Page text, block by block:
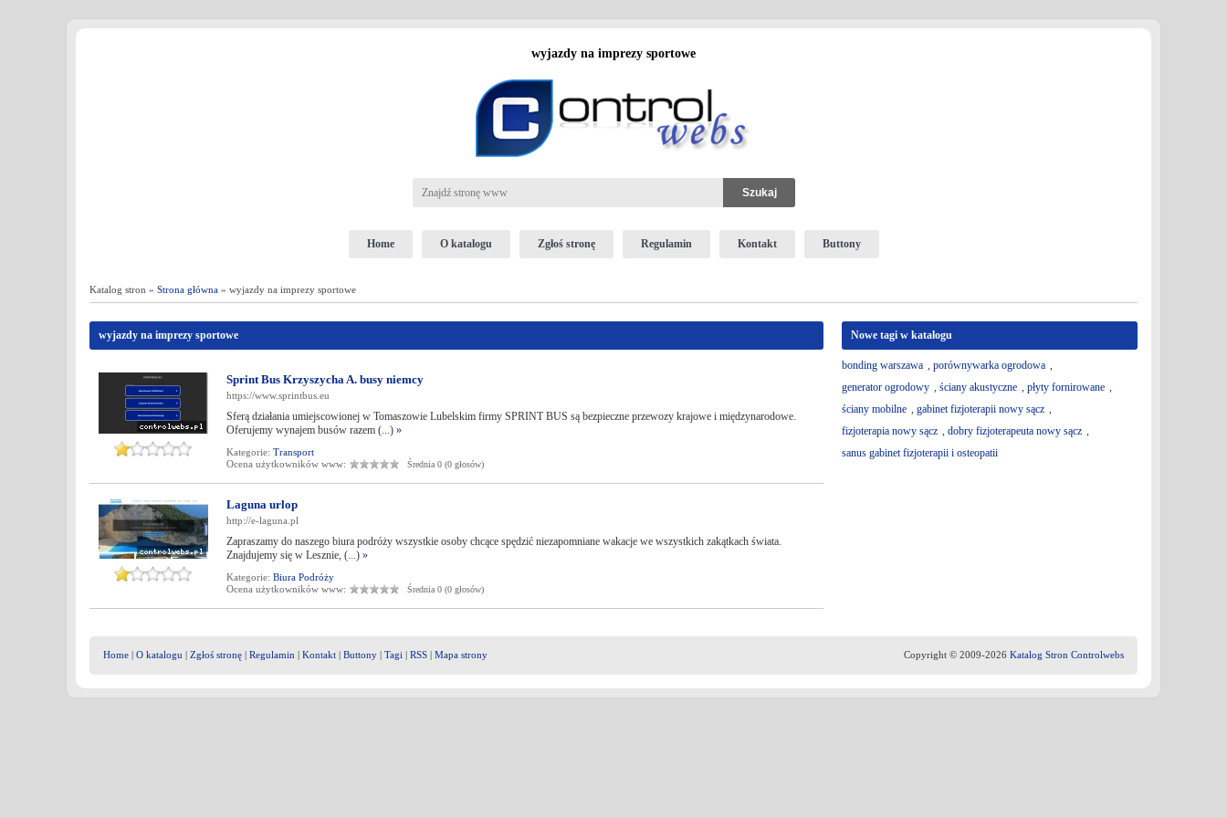
wyjazdy na imprezy sportowe
Home O katalogu Zgłoś stronę Regulamin Kontakt Buttony
Katalog stron » Strona główna » wyjazdy na imprezy sportowe
wyjazdy na imprezy sportowe
Sprint Bus Krzyszycha A. busy niemcy
https://www.sprintbus.eu
Sferą działania umiejscowionej w Tomaszowie Lubelskim firmy SPRINT BUS są bezpieczne przewozy krajowe i międzynarodowe.
Oferujemy wynajem busów razem (...) »
Kategorie: Transport
Ocena użytkowników www:
Średnia 0 (0 głosów)
Laguna urlop
http://e-laguna.pl
Zapraszamy do naszego biura podróży wszystkie osoby chcące spędzić niezapomniane wakacje we wszystkich zakątkach świata.
Znajdujemy się w Lesznie, (...) »
Kategorie: Biura Podróży
Ocena użytkowników www:
Średnia 0 (0 głosów)
Nowe tagi w katalogu
bonding warszawa , porównywarka ogrodowa ,
generator ogrodowy , ściany akustyczne , płyty fornirowane ,
ściany mobilne , gabinet fizjoterapii nowy sącz ,
fizjoterapia nowy sącz , dobry fizjoterapeuta nowy sącz ,
sanus gabinet fizjoterapii i osteopatii
Home | O katalogu | Zgłoś stronę | Regulamin | Kontakt | Buttony | Tagi | RSS | Mapa strony Copyright © 2009-2026 Katalog Stron Controlwebs